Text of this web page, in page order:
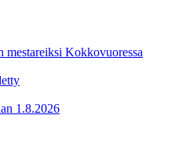
mestareiksi Kokkovuoressa
1.8.2026